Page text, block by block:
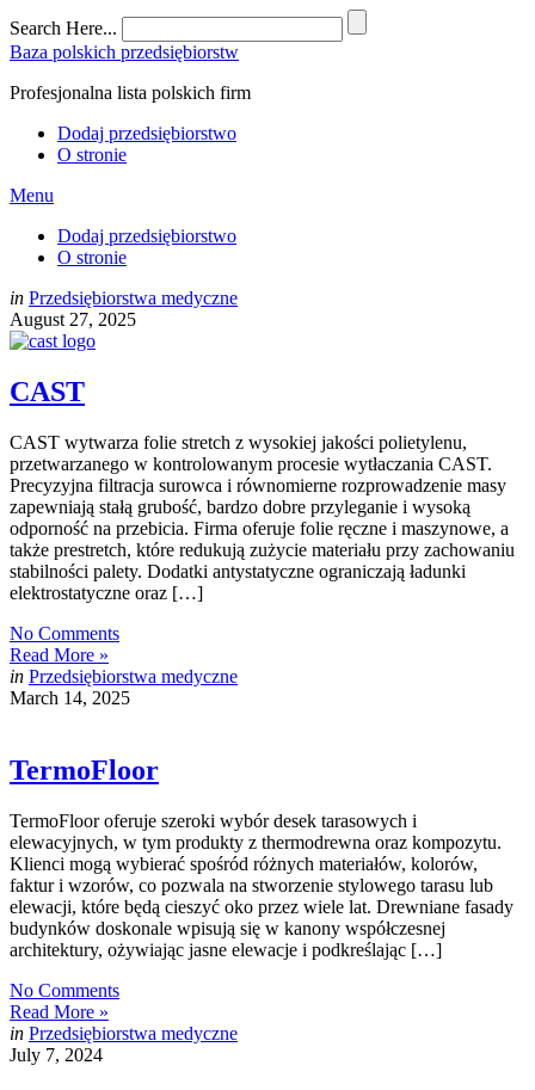
Search Here...
Baza polskich przedsiębiorstw
Profesjonalna lista polskich firm
Dodaj przedsiębiorstwo
O stronie
Menu
Dodaj przedsiębiorstwo
O stronie
in Przedsiębiorstwa medyczne
August 27, 2025
CAST
CAST wytwarza folie stretch z wysokiej jakości polietylenu,
przetwarzanego w kontrolowanym procesie wytłaczania CAST.
Precyzyjna filtracja surowca i równomierne rozprowadzenie masy
zapewniają stałą grubość, bardzo dobre przyleganie i wysoką
odporność na przebicia. Firma oferuje folie ręczne i maszynowe, a
także prestretch, które redukują zużycie materiału przy zachowaniu
stabilności palety. Dodatki antystatyczne ograniczają ładunki
elektrostatyczne oraz […]
No Comments
Read More »
in Przedsiębiorstwa medyczne
March 14, 2025
TermoFloor
TermoFloor oferuje szeroki wybór desek tarasowych i
elewacyjnych, w tym produkty z thermodrewna oraz kompozytu.
Klienci mogą wybierać spośród różnych materiałów, kolorów,
faktur i wzorów, co pozwala na stworzenie stylowego tarasu lub
elewacji, które będą cieszyć oko przez wiele lat. Drewniane fasady
budynków doskonale wpisują się w kanony współczesnej
architektury, ożywiając jasne elewacje i podkreślając […]
No Comments
Read More »
in Przedsiębiorstwa medyczne
July 7, 2024